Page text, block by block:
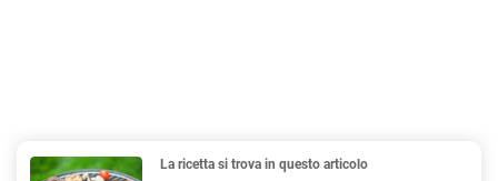
La ricetta si trova in questo articolo